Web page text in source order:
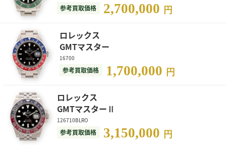
参考買取価格 2,700,000 円
ロレックス
GMTマスター
16700
参考買取価格 1,700,000 円
ロレックス
GMTマスターⅡ
126710BLRO
参考買取価格 3,150,000 円